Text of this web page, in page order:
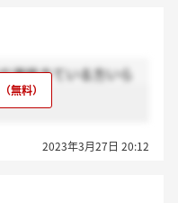
連絡きている方いら
2023年3月27日 20:12